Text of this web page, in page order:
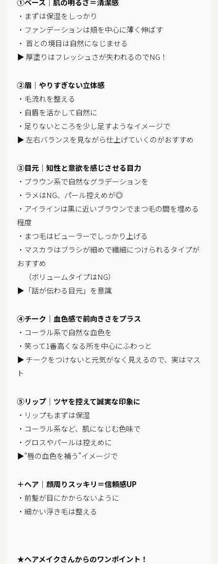
①ベース｜肌の明るさ＝清潔感
・まずは保湿をしっかり
・ファンデーションは頬を中心に薄く伸ばす
・ 首との境目は自然になじませる
▶ 厚塗りはフレッシュさが失われるのでNG！
②眉｜やりすぎない立体感
・毛流れを整える
・自眉を活かして自然に
・足りないところを少し足すようなイメージで
▶ 左右バランスを見ながら仕上げていくのがおすすめ
③目元｜知性と意欲を感じさせる目力
・ブラウン系で自然なグラデーションを
・ラメはNG、パール控えめが◎
・アイラインは黒に近いブラウンでまつ毛の間を埋める
程度
・まつ毛はビューラーでしっかり上げる
・マスカラはブラシが細めで繊細につけられるタイプが
おすすめ
（ボリュームタイプはNG）
▶「話が伝わる目元」を意識
④チーク｜血色感で前向きさをプラス
・コーラル系で自然な血色を
・笑って1番高くなる所を中心にふわっと
▶ チークをつけないと元気がなく見えるので、実はマス
ト
⑤リップ｜ツヤを控えて誠実な印象に
・リップもまずは保湿
・コーラル系など、肌になじむ色味で
・グロスやパールは控えめに
▶“唇の血色を補う”イメージで
＋ヘア｜顔周りスッキリ＝信頼感UP
・前髪が目にかからないように
・細かい浮き毛は整える
★ヘアメイクさんからのワンポイント！